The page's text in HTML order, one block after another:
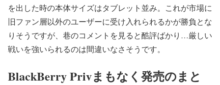
を出した時の本体サイズはタブレット並み。これが市場に
旧ファン層以外のユーザーに受け入れられるかが勝負とな
りそうですが、 巷のコメントを見ると酷評ばかり…厳しい
戦いを強いられるのは間違いなさそうです。
BlackBerry Privまもなく発売のまと